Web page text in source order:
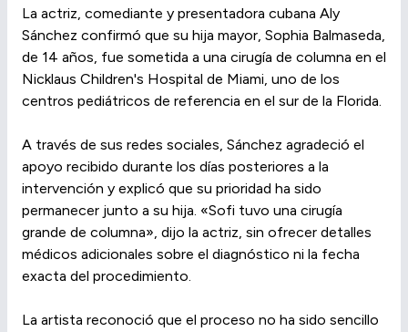
La actriz, comediante y presentadora cubana Aly
Sánchez confirmó que su hija mayor, Sophia Balmaseda,
de 14 años, fue sometida a una cirugía de columna en el
Nicklaus Children's Hospital de Miami, uno de los
centros pediátricos de referencia en el sur de la Florida.
A través de sus redes sociales, Sánchez agradeció el
apoyo recibido durante los días posteriores a la
intervención y explicó que su prioridad ha sido
permanecer junto a su hija. «Sofi tuvo una cirugía
grande de columna», dijo la actriz, sin ofrecer detalles
médicos adicionales sobre el diagnóstico ni la fecha
exacta del procedimiento.
La artista reconoció que el proceso no ha sido sencillo